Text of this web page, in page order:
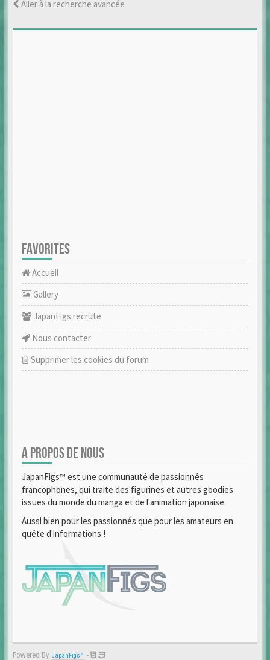
Aller à la recherche avancée
FAVORITES
Accueil
Gallery
JapanFigs recrute
Nous contacter
Supprimer les cookies du forum
A PROPOS DE NOUS
JapanFigs™ est une communauté de passionnés
francophones, qui traite des figurines et autres goodies
issues du monde du manga et de l'animation japonaise.
Aussi bien pour les passionnés que pour les amateurs en
quête d'informations !
Powered By JapanFigs™ -